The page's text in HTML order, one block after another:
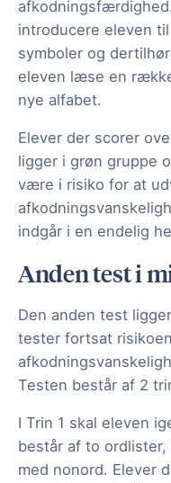
introducere eleven
symboler og
eleven læse en
nye alfabet.
Elever der scorer
ligger i grøn gruppe
være i risiko for at
indgår i en endelig
Anden test i
Den anden test
tester fortsat
Testen består af 2
I Trin 1 skal eleven
består af to
med nonord. Elever